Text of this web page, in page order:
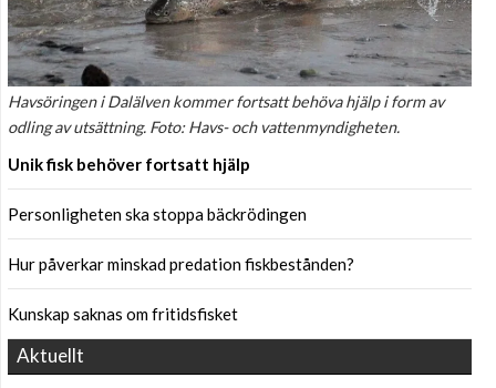
Havsöringen i Dalälven kommer fortsatt behöva hjälp i form av
odling av utsättning. Foto: Havs- och vattenmyndigheten.
Unik fisk behöver fortsatt hjälp
Personligheten ska stoppa bäckrödingen
Hur påverkar minskad predation fiskbestånden?
Kunskap saknas om fritidsfisket
Aktuellt